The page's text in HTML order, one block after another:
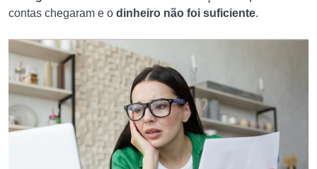
contas chegaram e o dinheiro não foi suficiente.